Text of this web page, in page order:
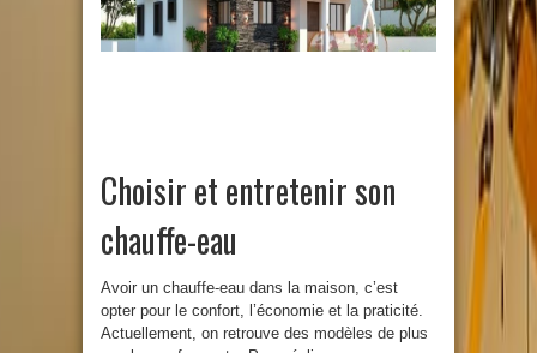
Choisir et entretenir son
chauffe-eau
Avoir un chauffe-eau dans la maison, c’est
opter pour le confort, l’économie et la praticité.
Actuellement, on retrouve des modèles de plus